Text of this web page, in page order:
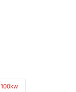
100kw